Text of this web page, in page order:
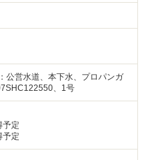
済、所有権移転、引渡し
いた銀行にて、銀行との契約を
権がお客様に移転し、お引渡し
営水道、本下水、プロパンガ
、1号
予定
予定